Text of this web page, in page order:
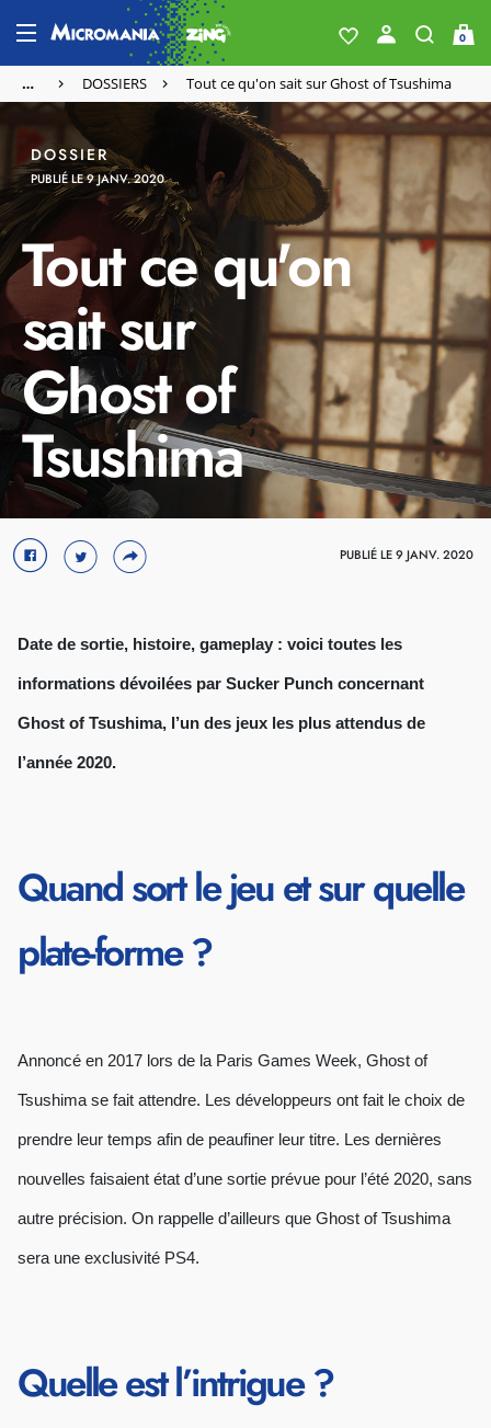
0
… DOSSIERS Tout ce qu'on sait sur Ghost of Tsushima
DOSSIER
PUBLIÉ LE 9 JANV. 2020
Tout ce qu'on
sait sur
Ghost of
Tsushima Crédit : Sony
PUBLIÉ LE 9 JANV. 2020
Date de sortie, histoire, gameplay : voici toutes les
informations dévoilées par Sucker Punch concernant
Ghost of Tsushima, l’un des jeux les plus attendus de
l’année 2020.
Quand sort le jeu et sur quelle
plate-forme ?
Annoncé en 2017 lors de la Paris Games Week, Ghost of
Tsushima se fait attendre. Les développeurs ont fait le choix de
prendre leur temps afin de peaufiner leur titre. Les dernières
nouvelles faisaient état d’une sortie prévue pour l’été 2020, sans
autre précision. On rappelle d’ailleurs que Ghost of Tsushima
sera une exclusivité PS4.
Quelle est l’intrigue ?